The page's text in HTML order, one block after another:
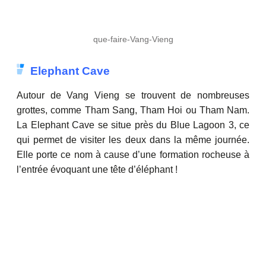
que-faire-Vang-Vieng
Elephant Cave
Autour de Vang Vieng se trouvent de nombreuses
grottes, comme Tham Sang, Tham Hoi ou Tham Nam.
La Elephant Cave se situe près du Blue Lagoon 3, ce
qui permet de visiter les deux dans la même journée.
Elle porte ce nom à cause d’une formation rocheuse à
l’entrée évoquant une tête d’éléphant !